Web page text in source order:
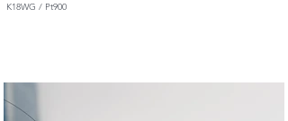
K18WG / Pt900